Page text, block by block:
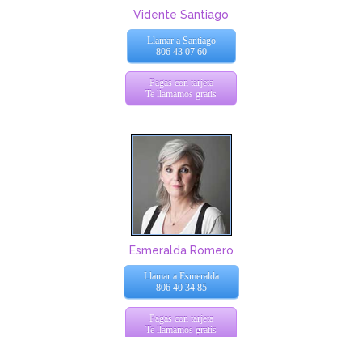
Vidente Santiago
Llamar a Santiago
806 43 07 60
Pagas con tarjeta
Te llamamos gratis
Esmeralda Romero
Llamar a Esmeralda
806 40 34 85
Pagas con tarjeta
Te llamamos gratis